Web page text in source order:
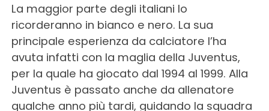
La maggior parte degli italiani lo
ricorderanno in bianco e nero. La sua
principale esperienza da calciatore l’ha
avuta infatti con la maglia della Juventus,
per la quale ha giocato dal 1994 al 1999. Alla
Juventus è passato anche da allenatore
qualche anno più tardi, guidando la squadra